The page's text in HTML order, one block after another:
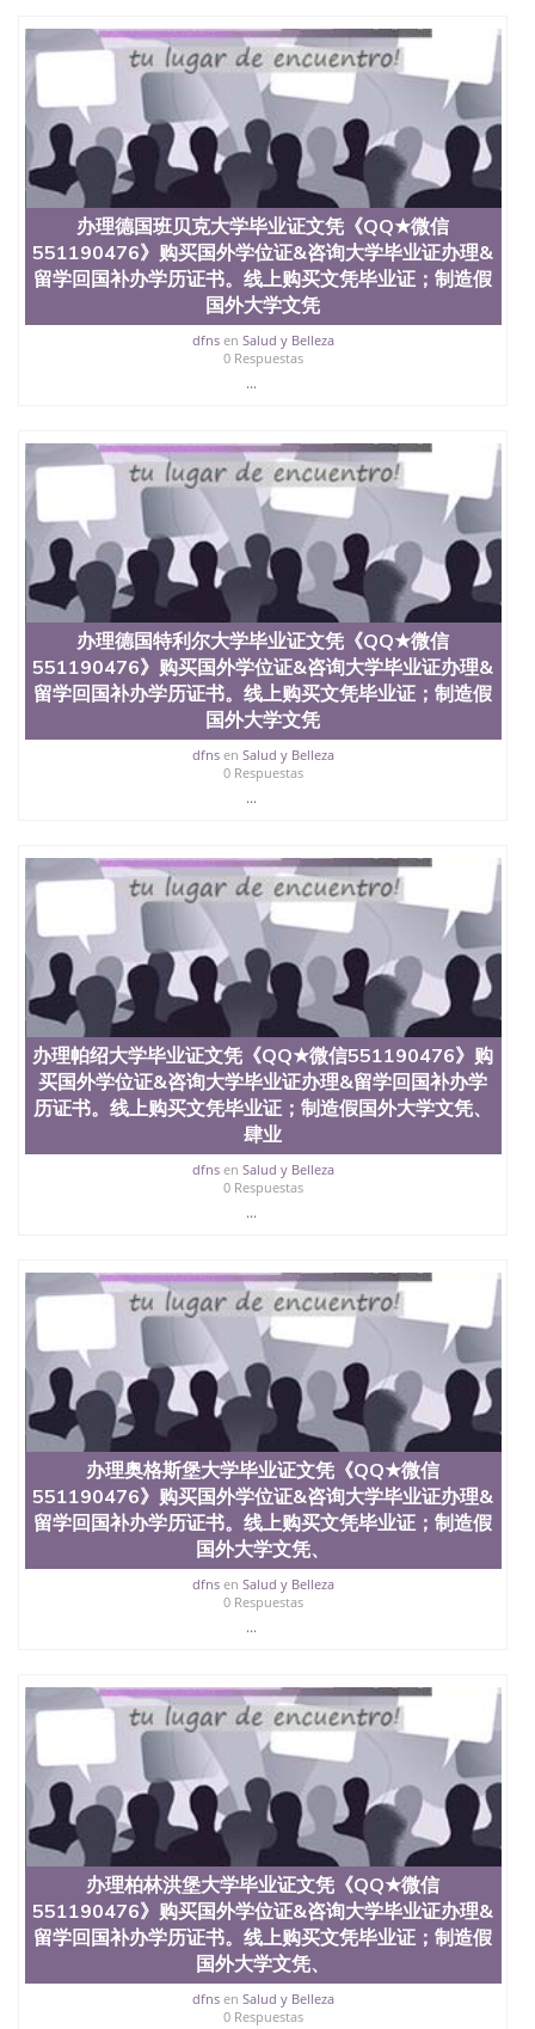
办理德国班贝克大学毕业证文凭《QQ★微信
551190476》购买国外学位证&咨询大学毕业证办理&
留学回国补办学历证书。线上购买文凭毕业证；制造假
国外大学文凭
dfnsen Salud y Belleza
0 Respuestas
...
办理德国特利尔大学毕业证文凭《QQ★微信
551190476》购买国外学位证&咨询大学毕业证办理&
留学回国补办学历证书。线上购买文凭毕业证；制造假
国外大学文凭
dfnsen Salud y Belleza
0 Respuestas
...
办理帕绍大学毕业证文凭《QQ★微信551190476》购
买国外学位证&咨询大学毕业证办理&留学回国补办学
历证书。线上购买文凭毕业证；制造假国外大学文凭、
肆业
dfnsen Salud y Belleza
0 Respuestas
...
办理奥格斯堡大学毕业证文凭《QQ★微信
551190476》购买国外学位证&咨询大学毕业证办理&
留学回国补办学历证书。线上购买文凭毕业证；制造假
国外大学文凭、
dfnsen Salud y Belleza
0 Respuestas
...
办理柏林洪堡大学毕业证文凭《QQ★微信
551190476》购买国外学位证&咨询大学毕业证办理&
留学回国补办学历证书。线上购买文凭毕业证；制造假
国外大学文凭、
dfnsen Salud y Belleza
0 Respuestas